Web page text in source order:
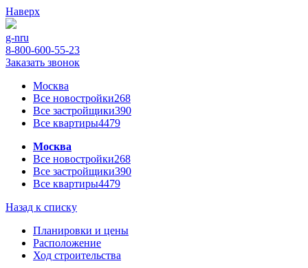
Наверх
g-nru
8-800-600-55-23
Заказать звонок
Москва
Все новостройки268
Все застройщики390
Все квартиры4479
Москва
Все новостройки268
Все застройщики390
Все квартиры4479
Назад к списку
Планировки и цены
Расположение
Ход строительства